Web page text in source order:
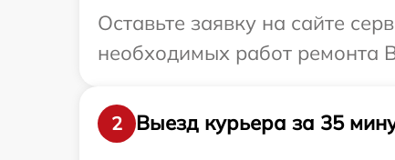
Оставьте заявку на сайте
необходимых работ ремонта
2
Выезд курьера за 35